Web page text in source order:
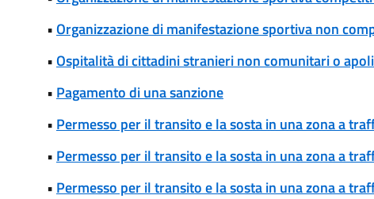
•Organizzazione di manifestazione sportiva non
•Ospitalità di cittadini stranieri non comunitari o
• Pagamento di una sanzione
• Permesso per il transito e la sosta in una zona a
• Permesso per il transito e la sosta in una zona a
• Permesso per il transito e la sosta in una zona a